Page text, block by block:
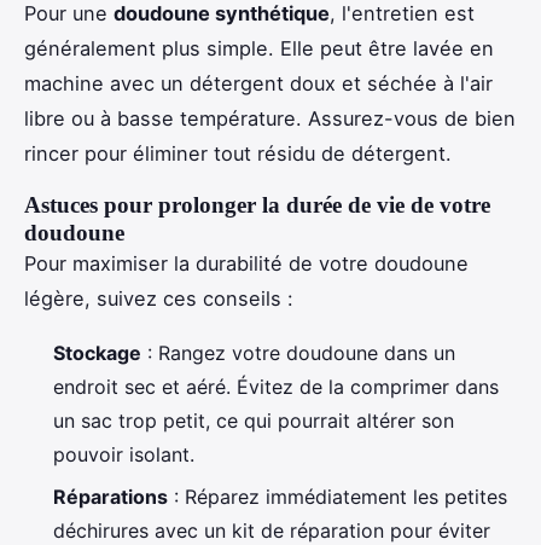
Pour une doudoune synthétique, l'entretien est
généralement plus simple. Elle peut être lavée en
machine avec un détergent doux et séchée à l'air
libre ou à basse température. Assurez-vous de bien
rincer pour éliminer tout résidu de détergent.
Astuces pour prolonger la durée de vie de votre
doudoune
Pour maximiser la durabilité de votre doudoune
légère, suivez ces conseils :
Stockage : Rangez votre doudoune dans un
endroit sec et aéré. Évitez de la comprimer dans
un sac trop petit, ce qui pourrait altérer son
pouvoir isolant.
Réparations : Réparez immédiatement les petites
déchirures avec un kit de réparation pour éviter